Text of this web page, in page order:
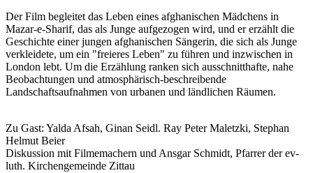
Der Film begleitet das Leben eines afghanischen Mädchens in
Mazar-e-Sharif, das als Junge aufgezogen wird, und er erzählt die
Geschichte einer jungen afghanischen Sängerin, die sich als Junge
verkleidete, um ein "freieres Leben" zu führen und inzwischen in
London lebt. Um die Erzählung ranken sich ausschnitthafte, nahe
Beobachtungen und atmosphärisch-beschreibende
Landschaftsaufnahmen von urbanen und ländlichen Räumen.
Zu Gast: Yalda Afsah, Ginan Seidl. Ray Peter Maletzki, Stephan
Helmut Beier
Diskussion mit Filmemachern und Ansgar Schmidt, Pfarrer der ev-
luth. Kirchengemeinde Zittau